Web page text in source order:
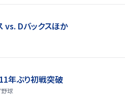
vs. Dバックスほか
年ぶり初戦突破
野球